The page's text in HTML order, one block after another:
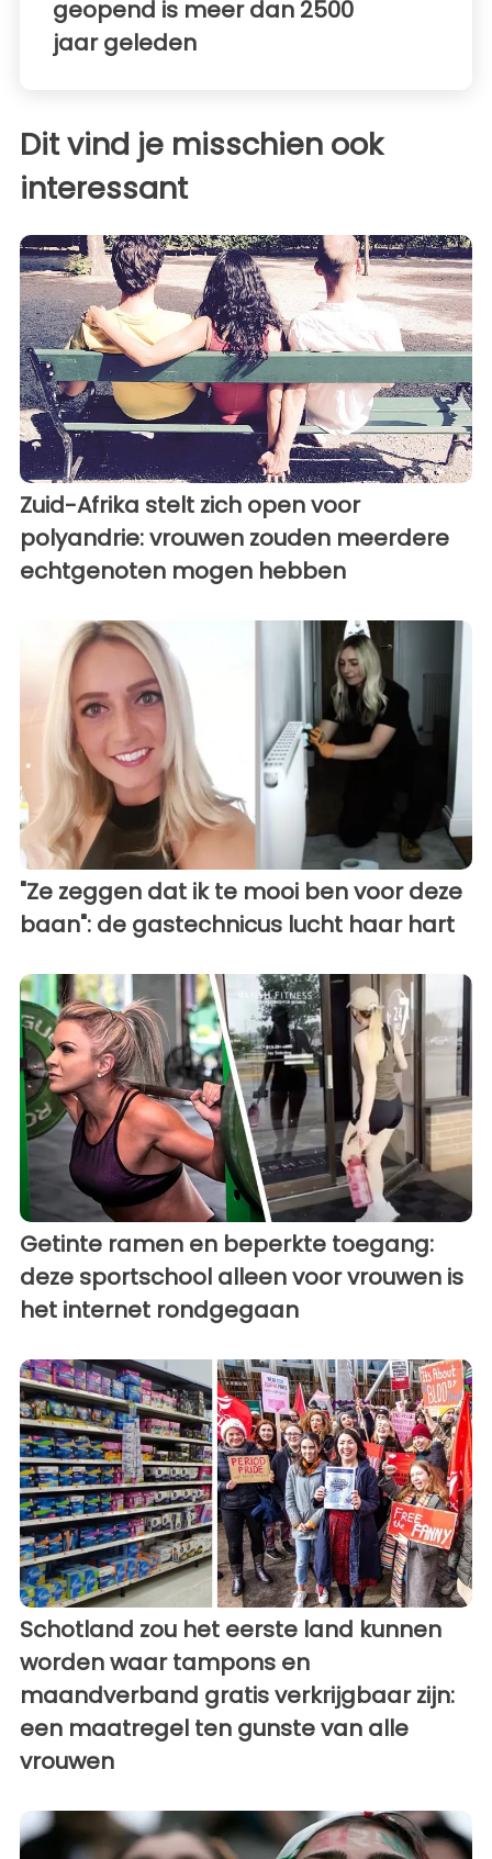
geopend is meer dan 2500
jaar geleden
Dit vind je misschien ook
interessant
Zuid-Afrika stelt zich open voor
polyandrie: vrouwen zouden meerdere
echtgenoten mogen hebben
"Ze zeggen dat ik te mooi ben voor deze
baan": de gastechnicus lucht haar hart
Getinte ramen en beperkte toegang:
deze sportschool alleen voor vrouwen is
het internet rondgegaan
Schotland zou het eerste land kunnen
worden waar tampons en
maandverband gratis verkrijgbaar zijn:
een maatregel ten gunste van alle
vrouwen